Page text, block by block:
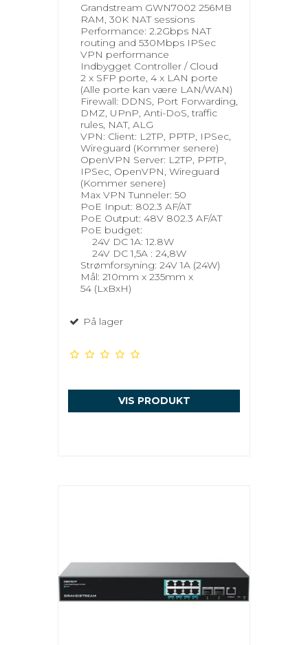
Grandstream GWN7002 256MB
RAM, 30K NAT sessions
Performance: 2.2Gbps NAT
routing and 530Mbps IPSec
VPN performance
Indbygget Controller / Cloud
2 x SFP porte, 4 x LAN porte
(Alle porte kan være LAN/WAN)
Firewall: DDNS, Port Forwarding,
DMZ, UPnP, Anti-DoS, traffic
rules, NAT, ALG
VPN: Client: L2TP, PPTP, IPSec,
Wireguard (Kommer senere)
OpenVPN Server: L2TP, PPTP,
IPSec, OpenVPN, Wireguard
(Kommer senere)
Max VPN Tunneler: 50
PoE Input: 802.3 AF/AT
PoE Output: 48V 802.3 AF/AT
PoE budget:
24V DC 1A: 12.8W
24V DC 1,5A : 24,8W
Strømforsyning: 24V 1A (24W)
Mål: 210mm x 235mm x
54 (LxBxH)
På lager
VIS PRODUKT